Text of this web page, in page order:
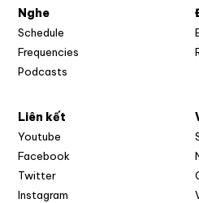
Nghe
Schedule
Frequencies
Podcasts
Liên kết
Youtube
Facebook
Twitter
Instagram